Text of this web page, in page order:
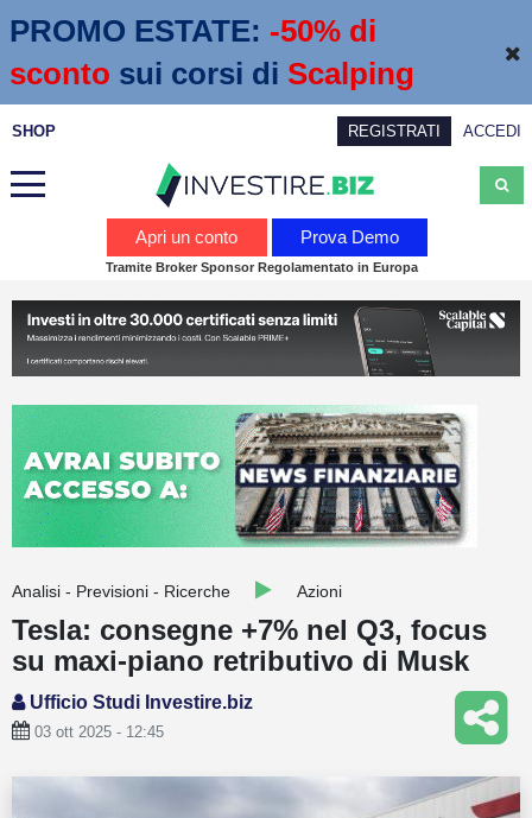
PROMO ESTATE: -50% di
sconto sui corsi di Scalping
SHOP REGISTRATI ACCEDI
Calendario economico
Webinar
Trading
Education
Quotazioni
Conto IG
Guru Monitor
Apri un conto Prova Demo
Tramite Broker Sponsor Regolamentato in Europa
Analisi - Previsioni - Ricerche Azioni
Tesla: consegne +7% nel Q3, focus
su maxi-piano retributivo di Musk
Ufficio Studi Investire.biz
03 ott 2025 - 12:45